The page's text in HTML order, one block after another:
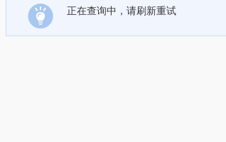
正在查询中，请刷新重试